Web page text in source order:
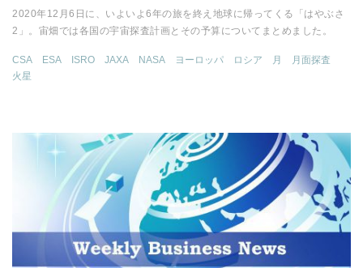
2020年12月6日に、いよいよ6年の旅を終え地球に帰ってくる「はやぶさ
2」。宙畑では各国の宇宙探査計画とその予算についてまとめました。
CSA ESA ISRO JAXA NASA ヨーロッパ ロシア 月
月面探査
火星